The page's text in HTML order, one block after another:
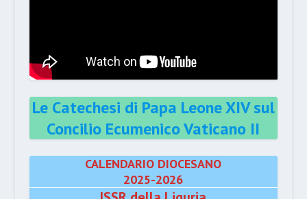
Le Catechesi di Papa Leone XIV sul
Concilio Ecumenico Vaticano II
CALENDARIO DIOCESANO
2025-2026